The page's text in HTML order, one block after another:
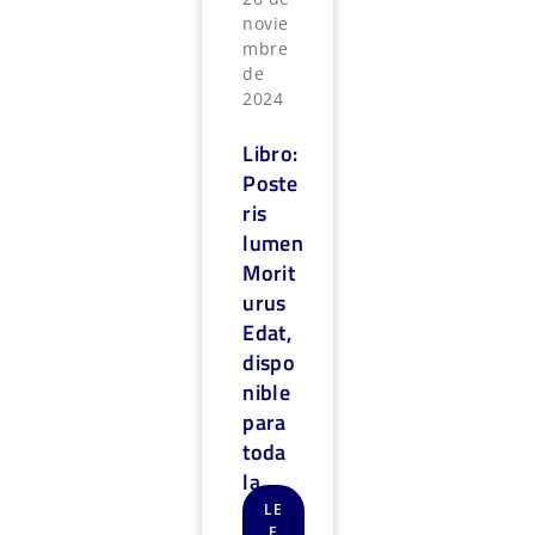
novie
mbre
de
2024
Libro:
Poste
ris
lumen
Morit
urus
Edat,
dispo
nible
para
toda
la
comu
LE